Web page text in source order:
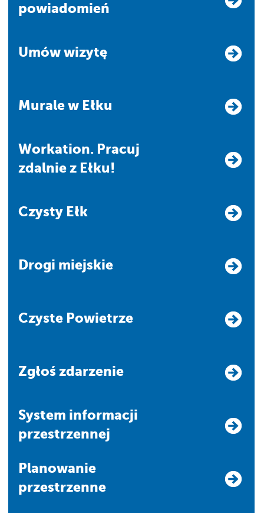
powiadomień
Umów wizytę
Murale w Ełku
Workation. Pracuj
zdalnie z Ełku!
Czysty Ełk
Drogi miejskie
Czyste Powietrze
Zgłoś zdarzenie
system informacji
przestrzennej
Planowanie
przestrzenne